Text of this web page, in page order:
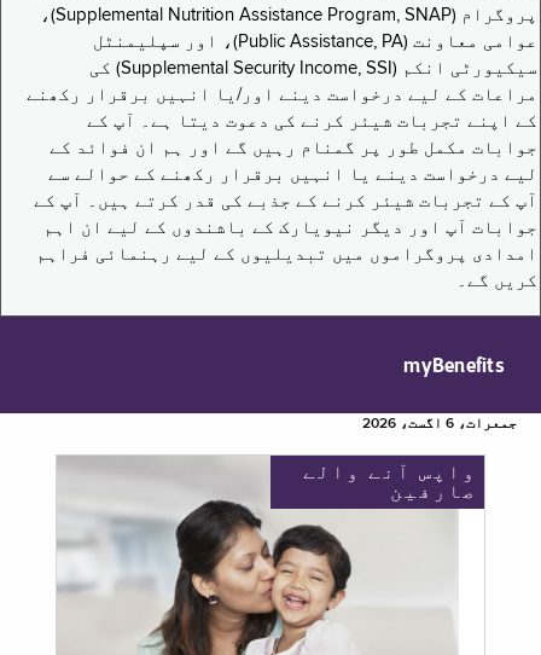
پروگرام (Supplemental Nutrition Assistance Program, SNAP)،
عوامی معاونت (Public Assistance, PA)، اور سپلیمنٹل
سیکیورٹی انکم (Supplemental Security Income, SSI) کی
مراعات کے لیے درخواست دینے اور/یا انہیں برقرار رکھنے
کے اپنے تجربات شیئر کرنے کی دعوت دیتا ہے۔ آپ کے
جوابات مکمل طور پر گمنام رہیں گے اور ہم ان فوائد کے
لیے درخواست دینے یا انہیں برقرار رکھنے کے حوالے سے
آپ کے تجربات شیئر کرنے کے جذبے کی قدر کرتے ہیں۔ آپ کے
جوابات آپ اور دیگر نیویارک کے باشندوں کے لیے ان اہم
امدادی پروگراموں میں تبدیلیوں کے لیے رہنمائی فراہم
کریں گے۔
myBenefits
جمعرات، 6 اگست، 2026
واپس آنے والے
صارفین